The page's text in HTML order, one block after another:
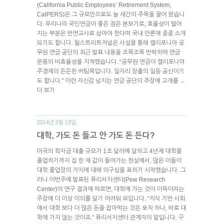
(California Public Employees’ Retirement System,
CalPERS)은 그 규모만으로도 늘 세간의 주목을 끌어 왔습니
다. 우리나라 국민연금이 좋은 점은 본보기로, 효율성이 떨어
지는 부분은 반면교사로 삼아야 한다며 국내 언론에 종종 소개
되기도 합니다. 월스트리트저널은 사설을 통해 캘리포니아 공
무원 연금 공단의 최근 발표 내용을 조목조목 반박하며 연금
운용의 비효율성을 지적했습니다. “공무원 연금이 캘리포니아
주경제의 든든한 버팀목입니다. 일자리 창출의 일등 공신이기
도 합니다.” 이런 자신감 넘치는 연금 공단의 주장에 고개를 →
더 보기
2014년 2월 13일.
대학, 가도 돈 들고 안 가도 돈 든다?
미국의 학자금 대출 규모가 1조 달러에 달하고 4년제 대학을
졸업하기까지 집 한 채 값이 들어가는 현실에서, 많은 이들이
대학 졸업장의 가치에 대해 의구심을 표하기 시작했습니다. 그
러나 이번주에 발표된 퓨리서치센터(Pew Research
Center)의 연구 결과에 따르면, 대학에 가는 것이 이득이라는
주장에 더 이상 이의를 달기 어려워 보입니다. “지식 기반 사회
에서 대학 보다 더 많은 돈을 잡아먹는 것은 오직 하나, 바로 대
학에 가지 않는 것이죠.” 퓨리서치센터 관계자의 말입니다. 구